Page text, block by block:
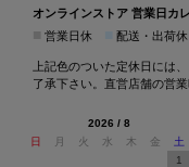
オンラインストア 営業日カ
営業日休 配送・出荷
上記色のついた定休日には
了承下さい。直営店舗の営
2026 / 8
日
月 火 水 木 金
土
1